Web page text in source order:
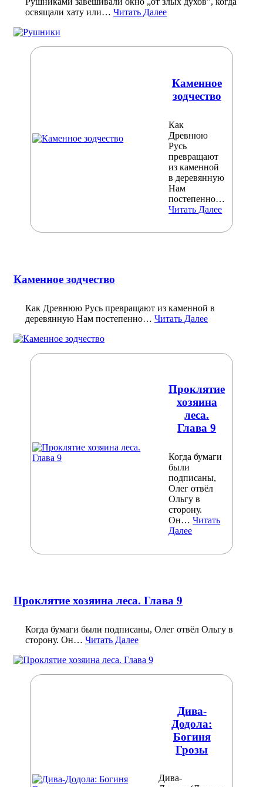
освящали хату или… Читать Далее
Каменное
зодчество
Как
Древнюю
Русь
превращают
из каменной
в деревянную
Нам
постепенно…
Читать Далее
Каменное зодчество
Как Древнюю Русь превращают из каменной в
деревянную Нам постепенно… Читать Далее
Проклятие
хозяина
леса.
Глава 9
Когда бумаги
были
подписаны,
Олег отвёл
Ольгу в
сторону.
Он…Читать
Далее
Проклятие хозяина леса. Глава 9
Когда бумаги были подписаны, Олег отвёл Ольгу в
сторону. Он… Читать Далее
Дива-
Додола:
Богиня
Грозы
Дива-